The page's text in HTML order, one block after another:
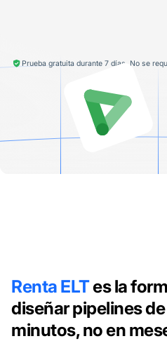
Prueba gratuita durante 7 días. No se
Renta ELTes la
diseñar pipelines
minutos, no en